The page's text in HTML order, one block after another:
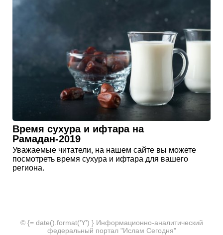
Время сухура и ифтара на
Рамадан-2019
Уважаемые читатели, на нашем сайте вы можете
посмотреть время сухура и ифтара для вашего
региона.
© {= date().format('Y') } Информационно-аналитический
федеральный портал "Ислам Сегодня"